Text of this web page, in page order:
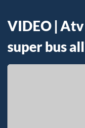
VIDEO |
super bus